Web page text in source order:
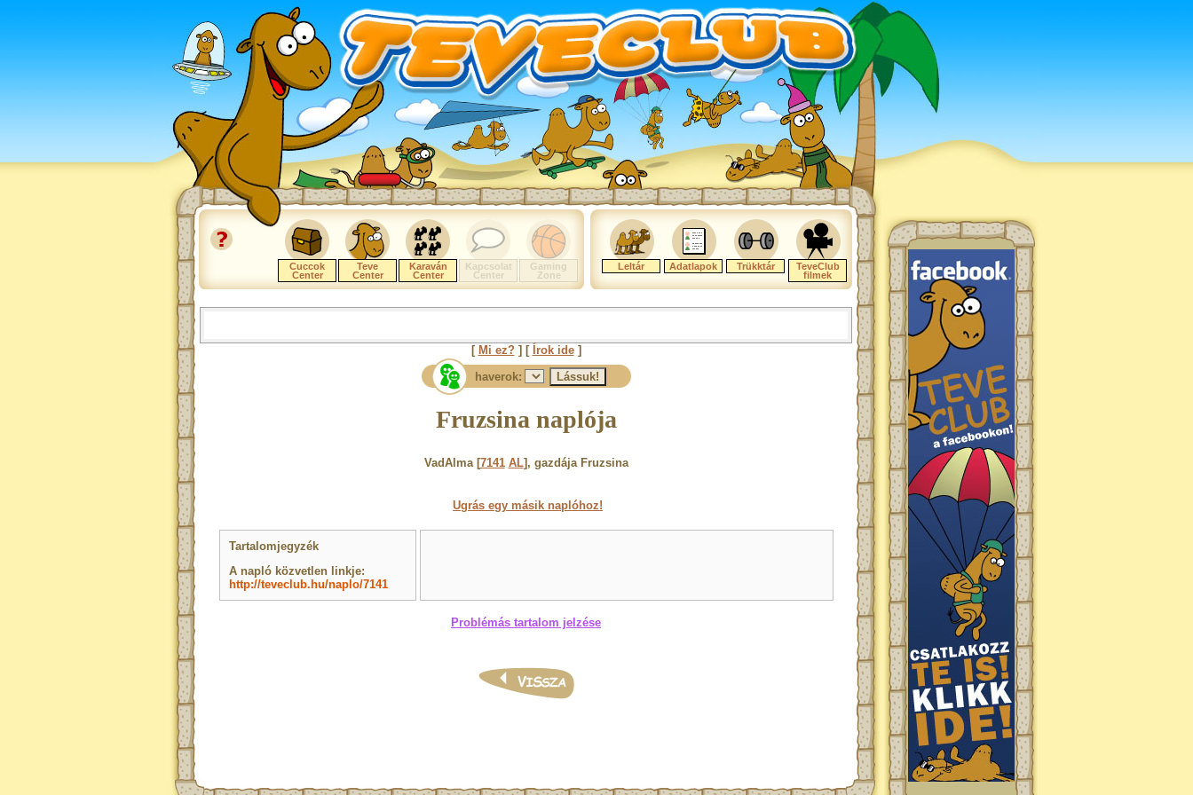
Cuccok
Center
Teve
Center
Karaván
Center
Kapcsolat
Center
Gaming
Zone
Leltár Adatlapok Trükktár
TeveClub
filmek
[ Mi ez?] [ Írok ide]
haverok:
Fruzsina naplója
VadAlma [7141 AL], gazdája Fruzsina
Ugrás egy másik naplóhoz!
Tartalomjegyzék
A napló közvetlen linkje:
http://teveclub.hu/naplo/7141
Problémás tartalom jelzése